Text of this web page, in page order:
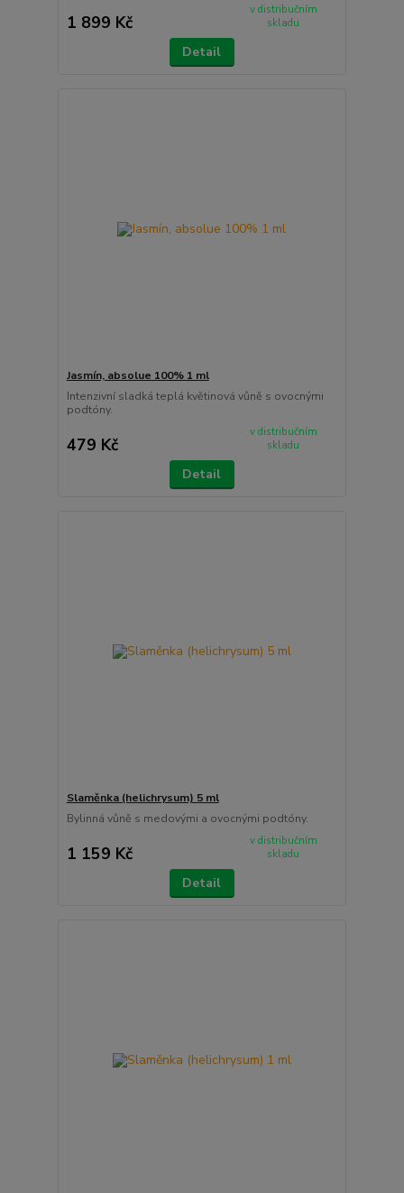
1 899 Kč
v distribučním
skladu
Detail
Jasmín, absolue 100% 1 ml
Intenzivní sladká teplá květinová vůně s ovocnými
podtóny.
479 Kč
v distribučním
skladu
Detail
Slaměnka (helichrysum) 5 ml
Bylinná vůně s medovými a ovocnými podtóny.
1 159 Kč
v distribučním
skladu
Detail